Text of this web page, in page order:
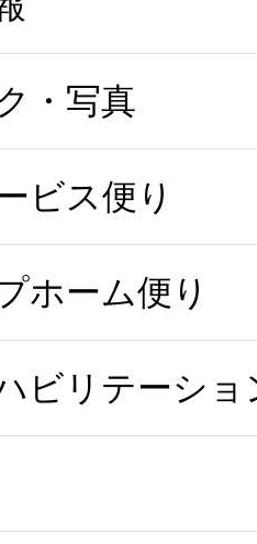
・写真
ビス便り
ホーム便り
ビリテーショ